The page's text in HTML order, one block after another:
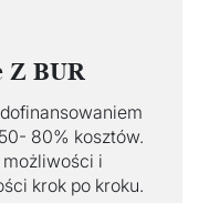
Z BUR
80% kosztów.
i
krok po kroku.